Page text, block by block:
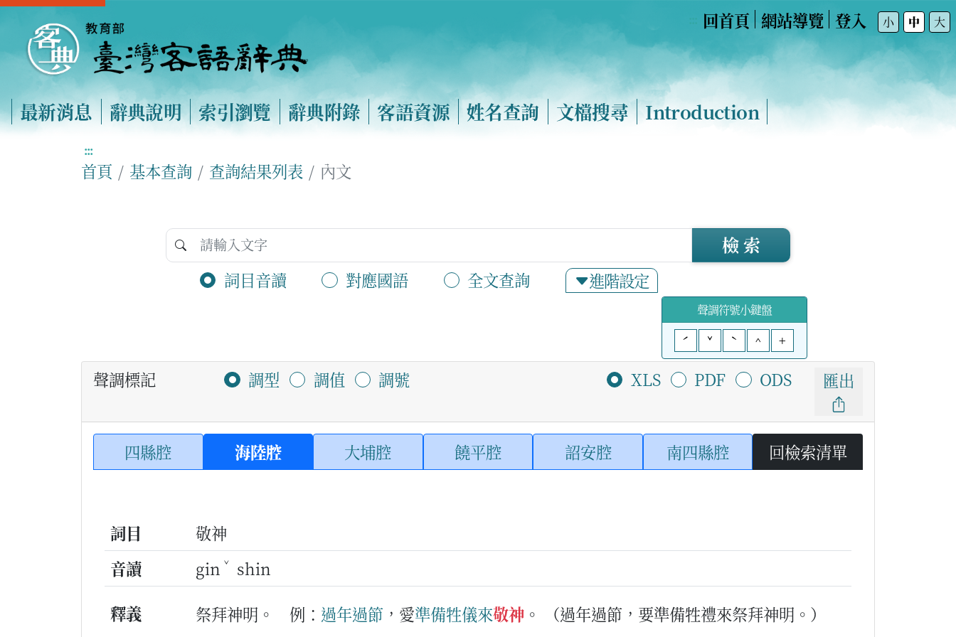
回首頁 網站導覽 登入 小 中 大
最新消息 辭典說明 索引瀏覽 辭典附錄 客語資源 姓名查詢 文檔搜尋 Introduction
:::
首頁 基本查詢 查詢結果列表 內文
詞目音讀 對應國語 全文查詢 進階設定
檢 索
聲調符號小鍵盤
ˊ
ˇ ˋ ^ +
聲調標記 調型 調值 調號 XLS PDF ODS 匯出
四縣腔 海陸腔 大埔腔 饒平腔 詔安腔 南四縣腔 回檢索清單
詞目
敬神
音讀
gin ˇ shin
釋義
祭拜神明。 例： 過年過節 ，愛準備牲儀來敬神 。 （過年過節，要準備牲禮來祭拜神明。）